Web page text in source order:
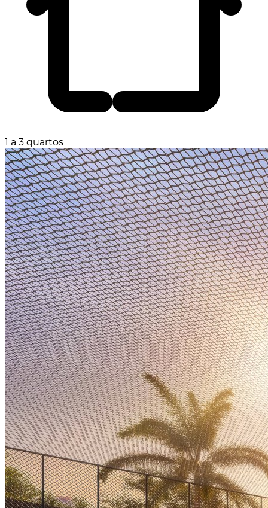
1 a 3 quartos